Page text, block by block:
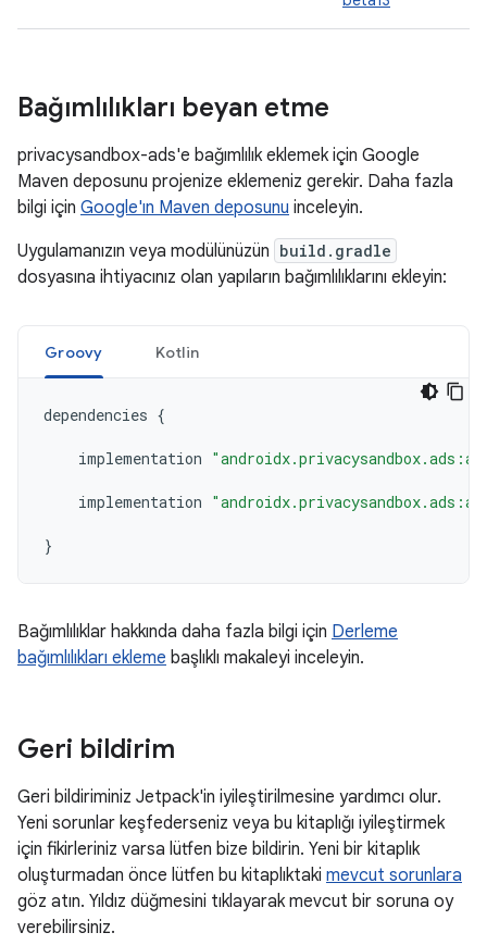
Bağımlılıkları beyan etme
privacysandbox-ads'e bağımlılık eklemek için Google
Maven deposunu projenize eklemeniz gerekir. Daha fazla
bilgi için Google'ın Maven deposunu inceleyin.
Uygulamanızın veya modülünüzün build.gradle
dosyasına ihtiyacınız olan yapıların bağımlılıklarını ekleyin:
Groovy Kotlin
dependencies {
implementation
implementation
}
Bağımlılıklar hakkında daha fazla bilgi için Derleme
bağımlılıkları ekleme başlıklı makaleyi inceleyin.
Geri bildirim
Geri bildiriminiz Jetpack'in iyileştirilmesine yardımcı olur.
Yeni sorunlar keşfederseniz veya bu kitaplığı iyileştirmek
için fikirleriniz varsa lütfen bize bildirin. Yeni bir kitaplık
oluşturmadan önce lütfen bu kitaplıktaki mevcut sorunlara
göz atın. Yıldız düğmesini tıklayarak mevcut bir soruna oy
verebilirsiniz.